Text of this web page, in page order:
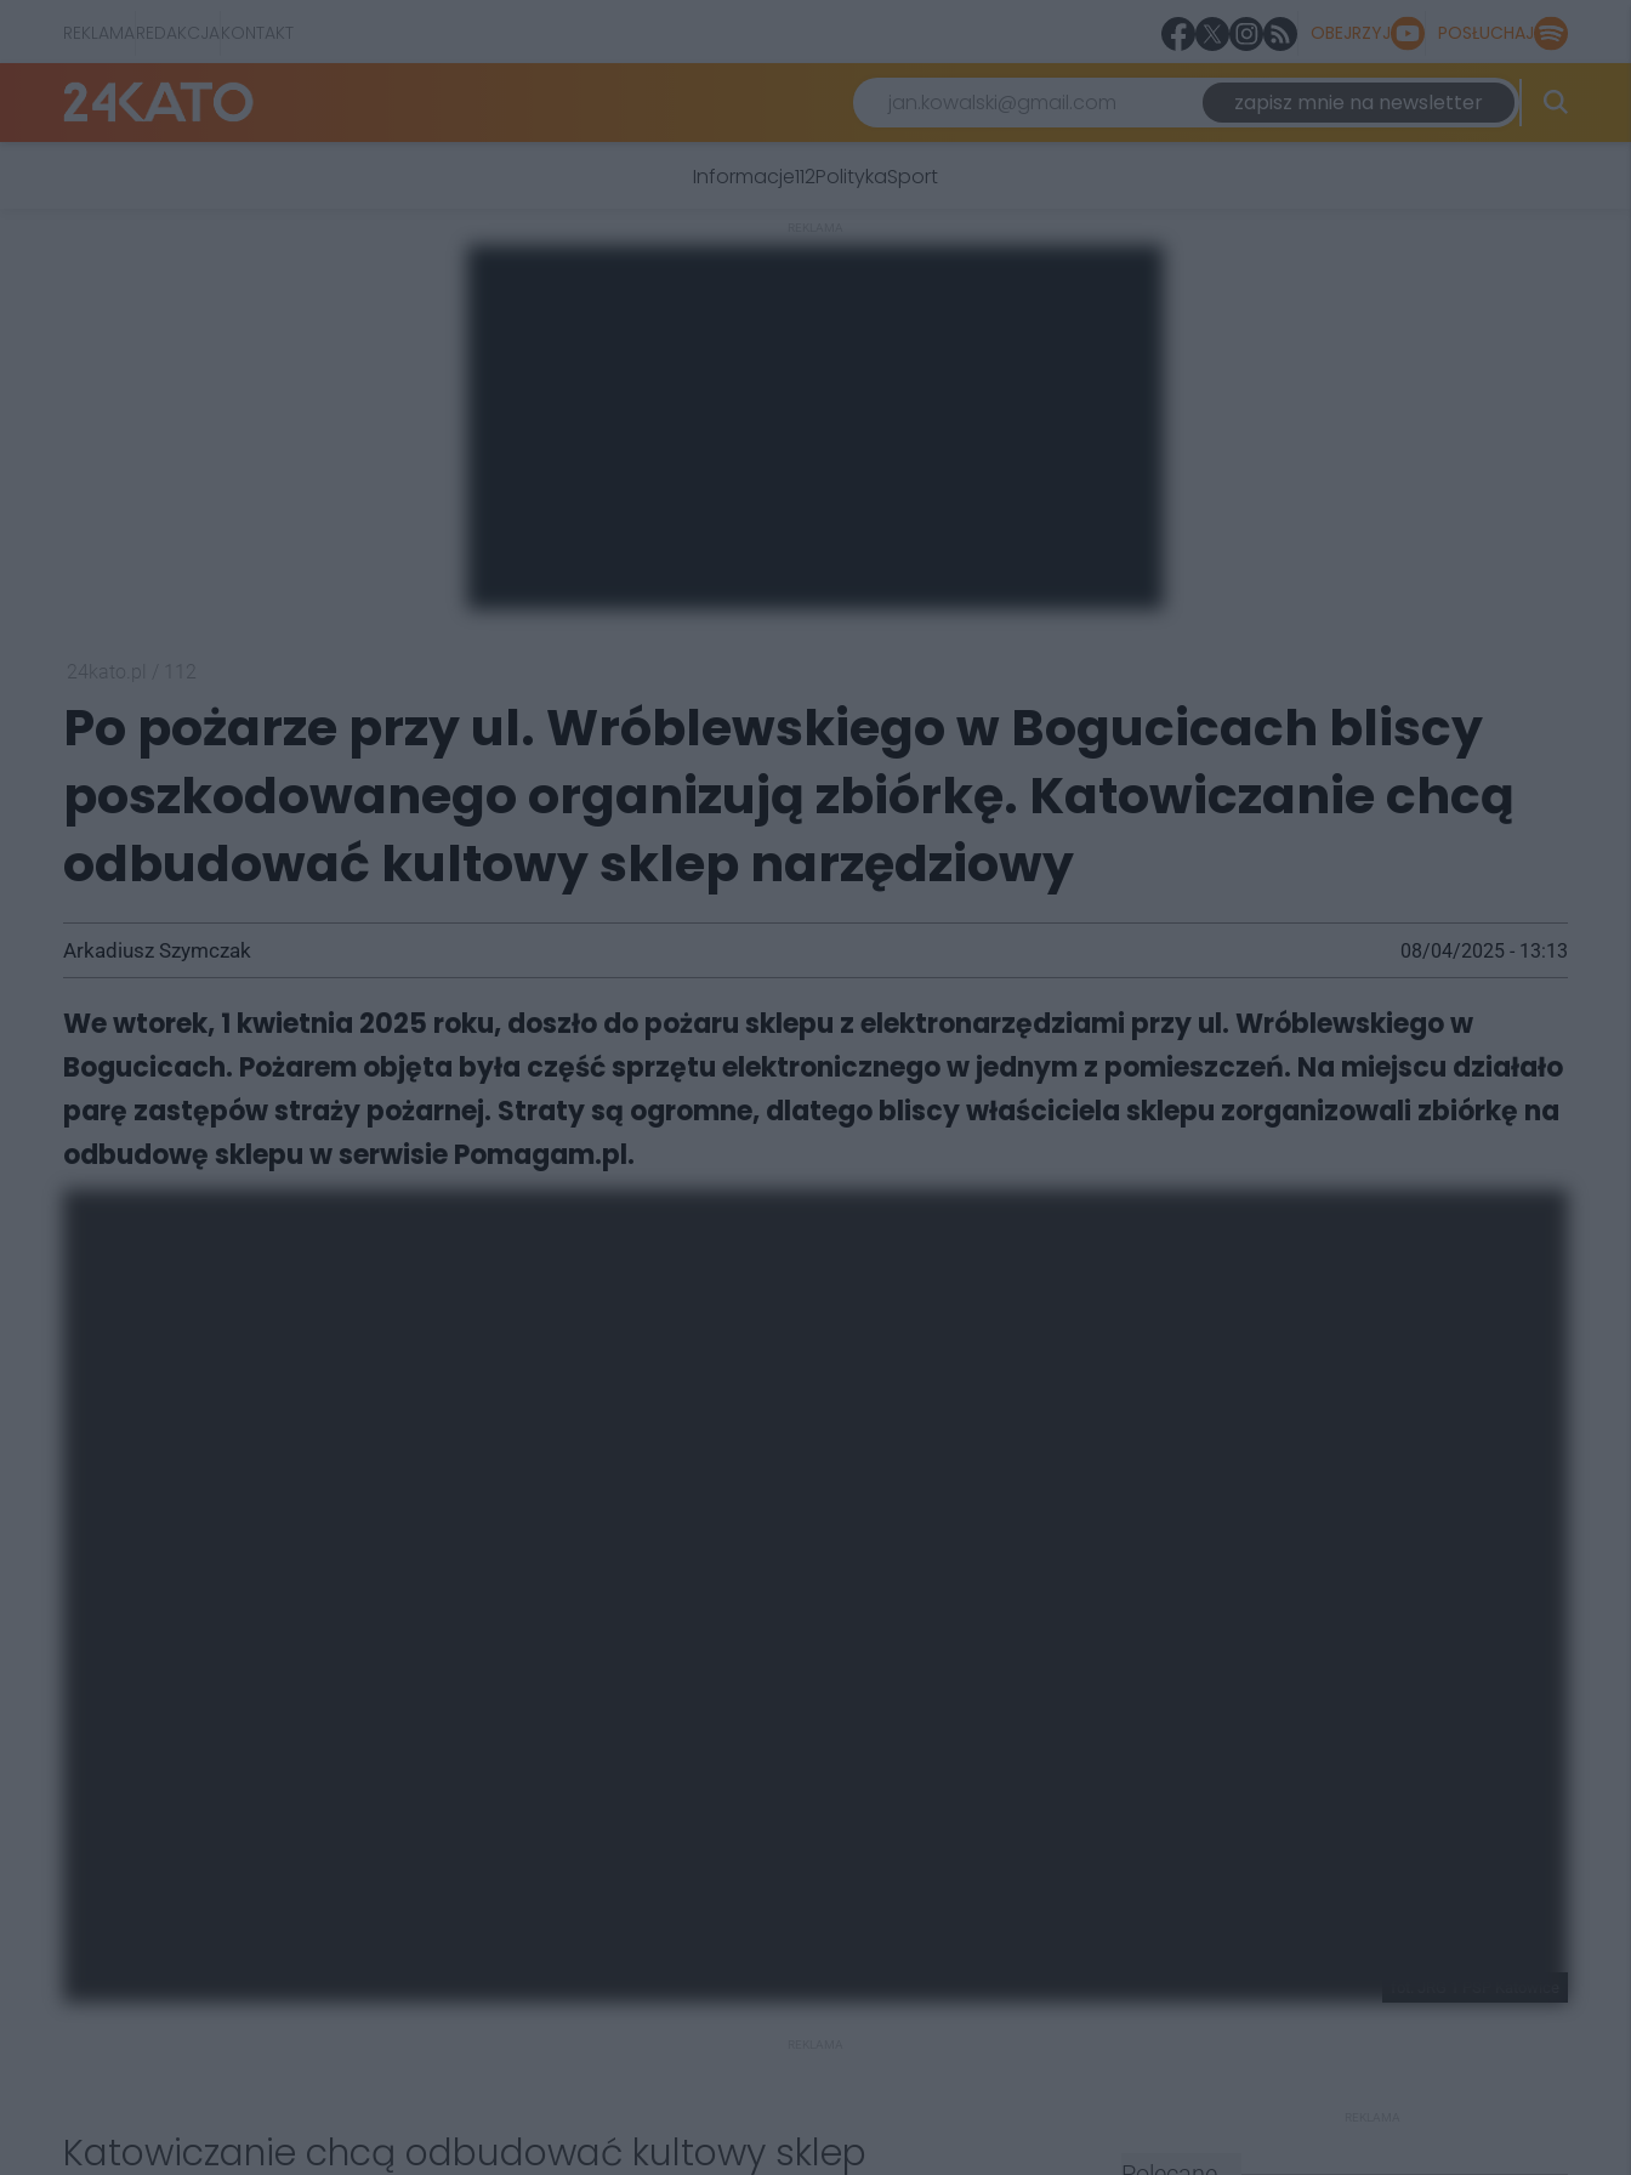
REKLAMAREDAKCJAKONTAKT OBEJRZYJ POSŁUCHAJ
zapisz mnie na newsletter
Informacje112PolitykaSport
Po pożarze przy ul. Wróblewskiego w Bogucicach bliscy
poszkodowanego organizują zbiórkę. Katowiczanie chcą
odbudować kultowy sklep narzędziowy
Arkadiusz Szymczak 08/04/2025 - 13:13
We wtorek, 1 kwietnia 2025 roku, doszło do pożaru sklepu z elektronarzędziami przy ul. Wróblewskiego w
Bogucicach. Pożarem objęta była część sprzętu elektronicznego w jednym z pomieszczeń. Na miejscu działało
parę zastępów straży pożarnej. Straty są ogromne, dlatego bliscy właściciela sklepu zorganizowali zbiórkę na
odbudowę sklepu w serwisie Pomagam.pl.
Katowiczanie chcą odbudować kultowy sklep